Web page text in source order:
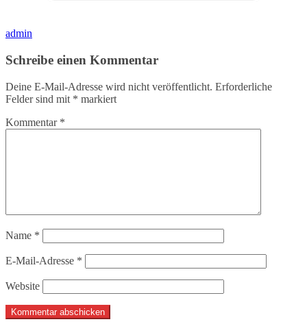
admin
Schreibe einen Kommentar
Deine E-Mail-Adresse wird nicht veröffentlicht. Erforderliche
Felder sind mit * markiert
Kommentar *
Name *
E-Mail-Adresse *
Website